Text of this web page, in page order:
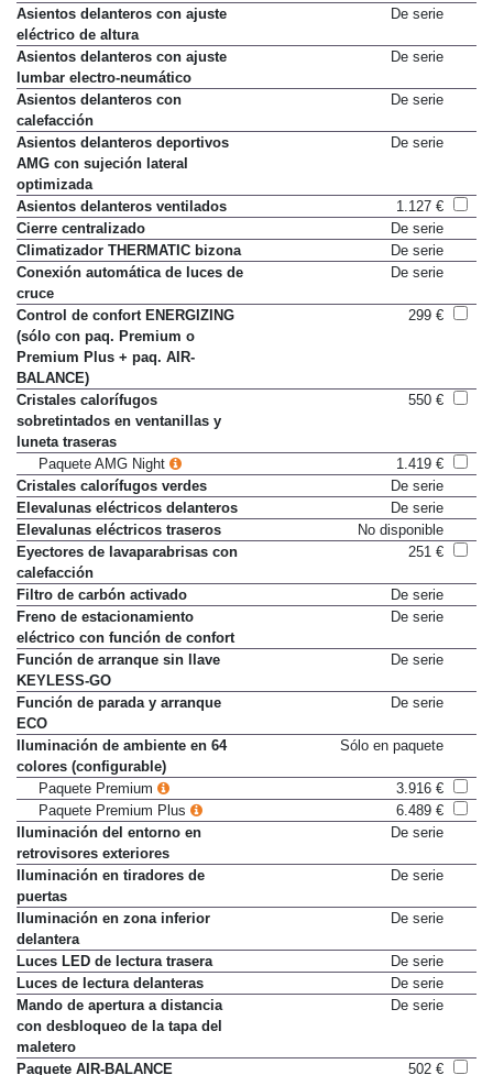
contornos reforzados
Asientos delanteros con ajuste
eléctrico de altura
Asientos delanteros con ajuste
lumbar electro-neumático
Asientos delanteros con
calefacción
Asientos delanteros deportivos
AMG con sujeción lateral
optimizada
Asientos delanteros ventilados
1.127 €
Cierre centralizado
De serie
Climatizador THERMATIC bizona
De serie
Conexión automática de luces de
cruce
Control de confort ENERGIZING
(sólo con paq. Premium o
Premium Plus + paq. AIR-
BALANCE)
Cristales calorífugos
sobretintados en ventanillas y
luneta traseras
Paquete AMG Night
1.419 €
Cristales calorífugos verdes
De serie
Elevalunas eléctricos delanteros
De serie
Elevalunas eléctricos traseros
No disponible
Eyectores de lavaparabrisas con
calefacción
Filtro de carbón activado
De serie
Freno de estacionamiento
eléctrico con función de confort
Función de arranque sin llave
KEYLESS-GO
Función de parada y arranque
ECO
Iluminación de ambiente en 64
colores (configurable)
Paquete Premium
3.916 €
Paquete Premium Plus
6.489 €
Iluminación del entorno en
retrovisores exteriores
Iluminación en tiradores de
puertas
Iluminación en zona inferior
delantera
Luces LED de lectura trasera
De serie
Luces de lectura delanteras
De serie
Mando de apertura a distancia
con desbloqueo de la tapa del
maletero